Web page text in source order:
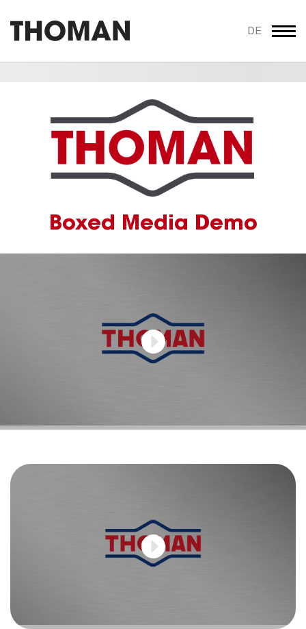
DE
Boxed Media Demo